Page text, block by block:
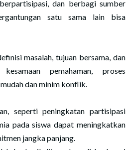
dan berbagi sumber
satu sama lain bisa
masalah, tujuan bersama, dan
pemahaman, proses
dan minim konflik.
seperti peningkatan partisipasi
pada siswa dapat meningkatkan
jangka panjang.